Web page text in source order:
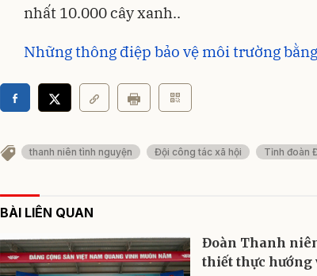
nhất 10.000 cây xanh..
Những thông điệp bảo vệ môi trường
thanh niên tình nguyện Đội công tác xã hội Tỉnh đoàn
BÀI LIÊN QUAN
Đoàn Thanh
thiết thực hướng